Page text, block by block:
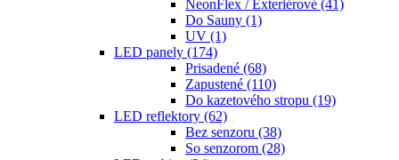
NeonFlex / Exteriérové (41)
Do Sauny (1)
UV (1)
LED panely (174)
Prisadené (68)
Zapustené (110)
Do kazetového stropu (19)
LED reflektory (62)
Bez senzoru (38)
So senzorom (28)